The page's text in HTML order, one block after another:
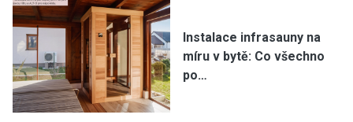
Instalace infrasauny na
míru v bytě: Co všechno
po…